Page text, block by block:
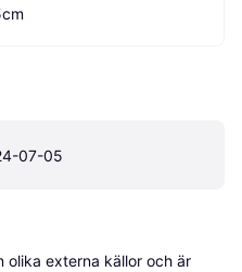
07-05
olika externa källor och är